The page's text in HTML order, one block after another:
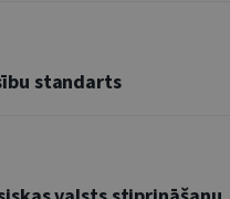
standarts